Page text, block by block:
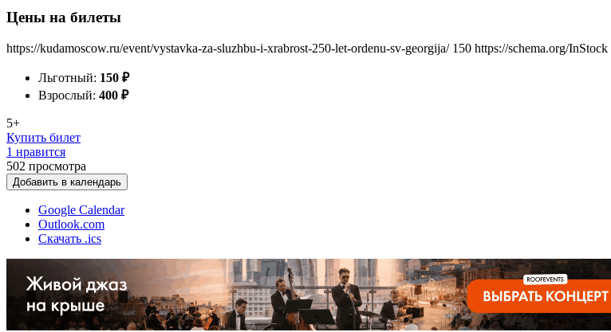
Цены на билеты
https://kudamoscow.ru/event/vystavka-za-sluzhbu-i-xrabrost-250-let-ordenu-sv-georgija/ 150 https://schema.org/InStock
Льготный: 150 ₽
Взрослый: 400 ₽
5+
Купить билет
1 нравится
502 просмотра
Добавить в календарь
Google Calendar
Outlook.com
Скачать .ics